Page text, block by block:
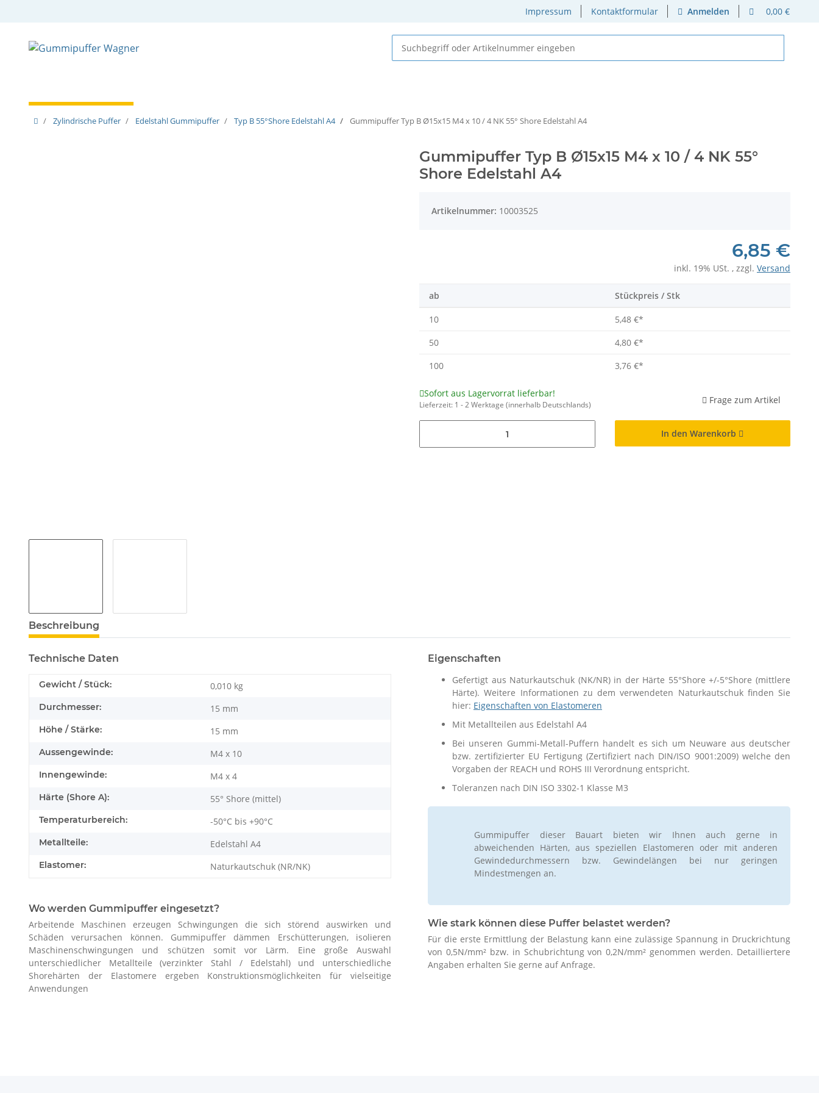
Impressum Kontaktformular Anmelden 0,00 €
Zylindrische Puffer Edelstahl Gummipuffer Typ B 55°Shore Edelstahl A4 Gummipuffer Typ B Ø15x15 M4 x 10 / 4 NK 55° Shore Edelstahl A4
Gummipuffer Typ B Ø15x15 M4 x 10 / 4 NK 55°
Shore Edelstahl A4
Artikelnummer: 10003525
6,85 €
inkl. 19% USt. , zzgl. Versand
ab Stückpreis / Stk
10 5,48 €*
50
4,80 €*
100
3,76 €*
Sofort aus Lagervorrat lieferbar!
Lieferzeit: 1 - 2 Werktage (innerhalb Deutschlands) Frage zum Artikel
In den Warenkorb
Beschreibung
Technische Daten
Gewicht / Stück: 0,010 kg
Durchmesser: 15 mm
Höhe / Stärke: 15 mm
Aussengewinde: M4 x 10
Innengewinde: M4 x 4
Härte (Shore A): 55° Shore (mittel)
Temperaturbereich: -50°C bis +90°C
Metallteile: Edelstahl A4
Elastomer: Naturkautschuk (NR/NK)
Wo werden Gummipuffer eingesetzt?
Arbeitende Maschinen erzeugen Schwingungen die sich störend auswirken und
Schäden verursachen können. Gummipuffer dämmen Erschütterungen, isolieren
Maschinenschwingungen und schützen somit vor Lärm. Eine große Auswahl
unterschiedlicher Metallteile (verzinkter Stahl / Edelstahl) und unterschiedliche
Shorehärten der Elastomere ergeben Konstruktionsmöglichkeiten für vielseitige
Anwendungen
Eigenschaften
Gefertigt aus Naturkautschuk (NK/NR) in der Härte 55°Shore +/-5°Shore (mittlere
Härte). Weitere Informationen zu dem verwendeten Naturkautschuk finden Sie
hier: Eigenschaften von Elastomeren
Mit Metallteilen aus Edelstahl A4
Bei unseren Gummi-Metall-Puffern handelt es sich um Neuware aus deutscher
bzw. zertifizierter EU Fertigung (Zertifiziert nach DIN/ISO 9001:2009) welche den
Vorgaben der REACH und ROHS III Verordnung entspricht.
Toleranzen nach DIN ISO 3302-1 Klasse M3
Gummipuffer dieser Bauart bieten wir Ihnen auch gerne in
abweichenden Härten, aus speziellen Elastomeren oder mit anderen
Gewindedurchmessern bzw. Gewindelängen bei nur geringen
Mindestmengen an.
Wie stark können diese Puffer belastet werden?
Für die erste Ermittlung der Belastung kann eine zulässige Spannung in Druckrichtung
von 0,5N/mm² bzw. in Schubrichtung von 0,2N/mm² genommen werden. Detailliertere
Angaben erhalten Sie gerne auf Anfrage.